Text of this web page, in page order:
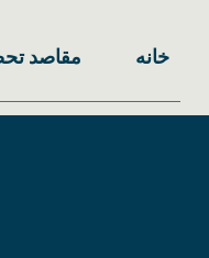
خانه مقاصد